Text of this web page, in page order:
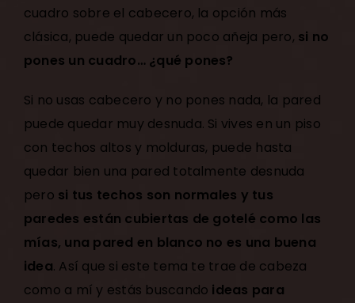
cuadro sobre el cabecero, la opción más
clásica, puede quedar un poco añeja pero, si no
pones un cuadro… ¿qué pones?
Si no usas cabecero y no pones nada, la pared
puede quedar muy desnuda. Si vives en un piso
con techos altos y molduras, puede hasta
quedar bien una pared totalmente desnuda
pero si tus techos son normales y tus
paredes están cubiertas de gotelé como las
mías, una pared en blanco no es una buena
idea. Así que si este tema te trae de cabeza
como a mí y estás buscando ideas para